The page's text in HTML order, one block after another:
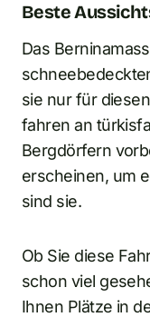
Beste
Das
sie nur für
fahren an
Bergdörfern
erscheinen, um
sind sie.
Ob Sie diese
schon viel
Ihnen Plätze in